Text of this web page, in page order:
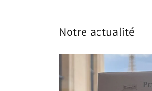
Notre actualité